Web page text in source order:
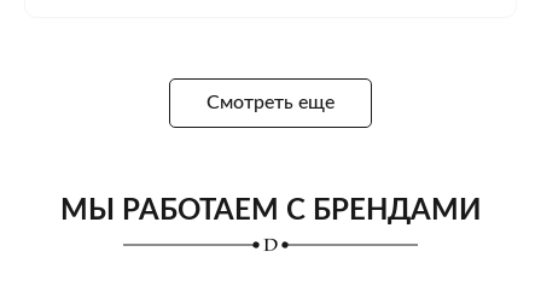
Смотреть еще
МЫ РАБОТАЕМ С БРЕНДАМИ